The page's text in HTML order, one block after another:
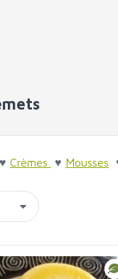
Crèmes ♥ Mousses